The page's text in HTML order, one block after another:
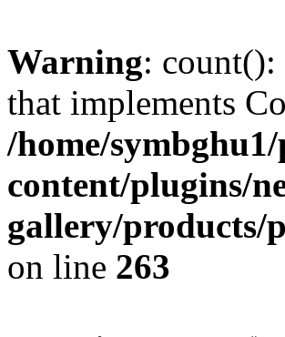
Warning: count():
that implements
/home/
content/plugins/
gallery/products/
on line 263